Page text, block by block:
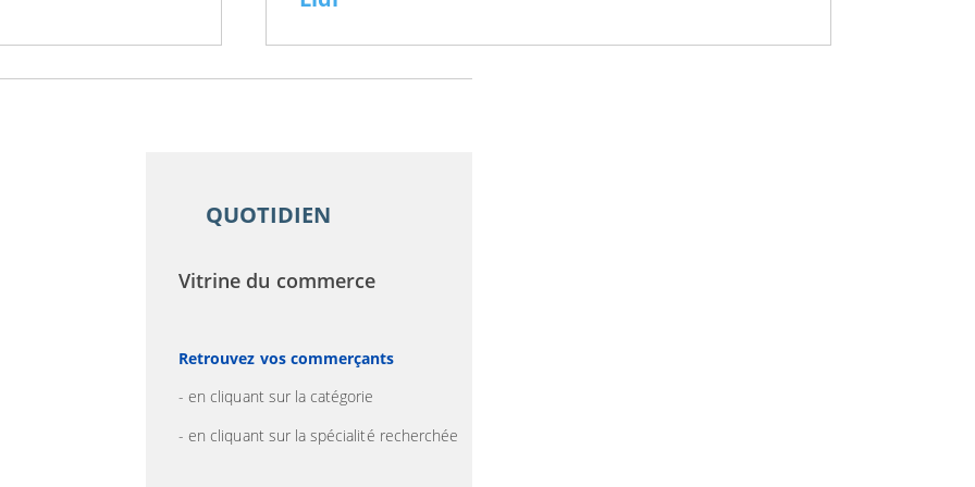
QUOTIDIEN
Vitrine du commerce
Retrouvez vos commerçants
- en cliquant sur la catégorie
- en cliquant sur la spécialité recherchée